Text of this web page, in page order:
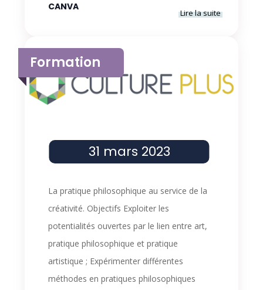
CANVA
Lire la suite
Formation
31 mars 2023
La pratique philosophique au service de la
créativité. Objectifs Exploiter les
potentialités ouvertes par le lien entre art,
pratique philosophique et pratique
artistique ; Expérimenter différentes
méthodes en pratiques philosophiques